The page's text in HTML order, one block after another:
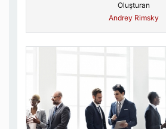
Oluşturan
Andrey Rimsky